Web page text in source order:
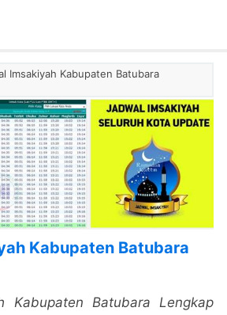
Imsakiyah Kabupaten Batubara
Kabupaten Batubara
Kabupaten Batubara Lengkap